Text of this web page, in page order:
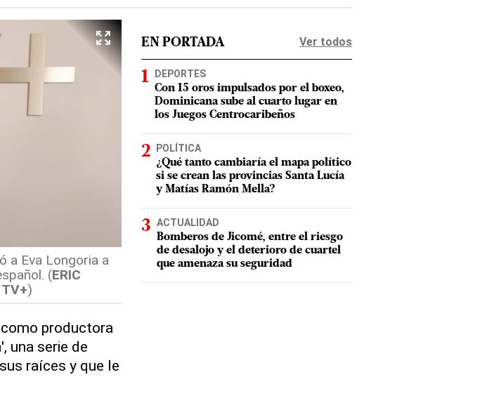
a Eva Longoria a
(ERIC
)
productora
', una serie de
raíces y que le
EN PORTADA Ver todos
DEPORTES
Con 15 oros impulsados por el boxeo,
Dominicana sube al cuarto lugar en
los Juegos Centrocaribeños
POLÍTICA
¿Qué tanto cambiaría el mapa político
si se crean las provincias Santa Lucía
y Matías Ramón Mella?
ACTUALIDAD
Bomberos de Jicomé, entre el riesgo
de desalojo y el deterioro de cuartel
que amenaza su seguridad